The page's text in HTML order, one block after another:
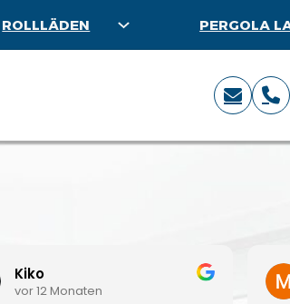
ROLLLÄDEN PERGOLA
Kiko
vor 12 Monaten